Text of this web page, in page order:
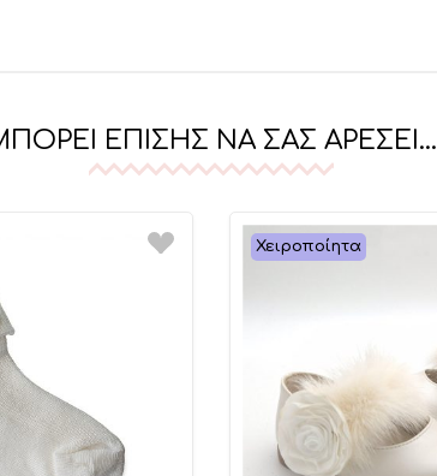
ΕΠΊΣΗΣ ΝΑ ΣΑΣ ΑΡΈΣΕΙ…
Χειροποίητα